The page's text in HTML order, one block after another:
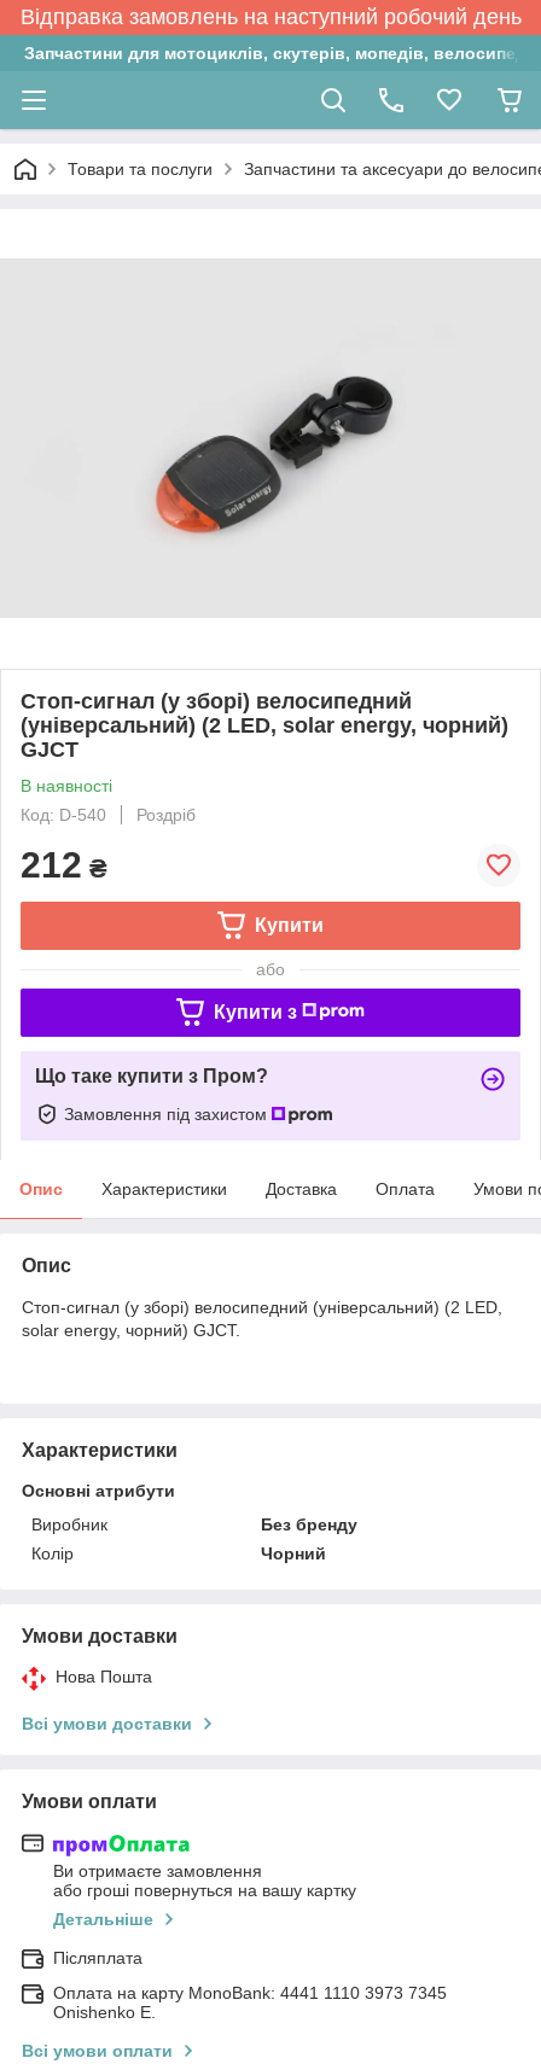
Відправка замовлень на наступний робочий день
Запчастини для мотоциклів, скутерів, мопедів,
Товари та послуги Запчастини та аксесуари до
Стоп-сигнал (у зборі) велосипедний
(універсальний) (2 LED, solar energy, чорний)
GJCT
В наявності
Код: D-540
Роздріб
212 ₴
Купити
або
Купити з
Що таке купити з Пром?
Замовлення під захистом
Опис Характеристики Доставка Оплата Умови
Опис
Стоп-сигнал (у зборі) велосипедний (універсальний) (2 LED,
solar energy, чорний) GJCT.
Характеристики
Основні атрибути
Виробник
Без бренду
Колір
Чорний
Умови доставки
Нова Пошта
Всі умови доставки
Умови оплати
Ви отримаєте замовлення
або гроші повернуться на вашу картку
Детальніше
Післяплата
Оплата на карту MonoBank: 4441 1110 3973 7345
Onishenko E.
Всі умови оплати